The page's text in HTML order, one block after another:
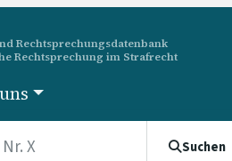
Rechtsprechungsdatenbank
Rechtsprechung im Strafrecht
Suchen